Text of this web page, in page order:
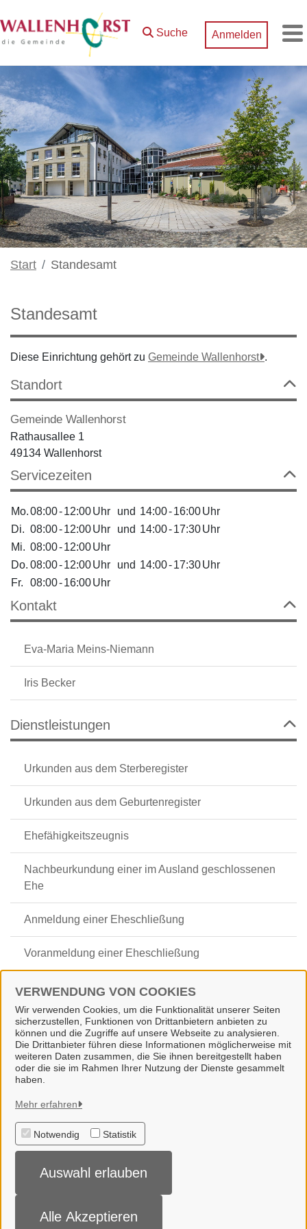
Zum Hauptinhalt springen
VERWENDUNG VON COOKIES
Wir verwenden Cookies, um die Funktionalität unserer Seiten
sicherzustellen, Funktionen von Drittanbietern anbieten zu
können und die Zugriffe auf unsere Webseite zu analysieren.
Die Drittanbieter führen diese Informationen möglicherweise mit
weiteren Daten zusammen, die Sie ihnen bereitgestellt haben
oder die sie im Rahmen Ihrer Nutzung der Dienste gesammelt
haben.
Mehr erfahren
Notwendig Statistik
Auswahl erlauben
Alle Akzeptieren
Suche Anmelden
Start Standesamt
Standesamt
Diese Einrichtung gehört zu Gemeinde Wallenhorst .
Standort
Gemeinde Wallenhorst
Rathausallee 1
49134 Wallenhorst
Servicezeiten
Mo.08:00-12:00Uhr und 14:00-16:00Uhr
Di. 08:00-12:00Uhr und 14:00-17:30Uhr
Mi. 08:00-12:00Uhr
Do. 08:00-12:00Uhr und 14:00-17:30Uhr
Fr.
08:00-16:00Uhr
Kontakt
Eva-Maria Meins-Niemann
Iris Becker
Dienstleistungen
Urkunden aus dem Sterberegister
Urkunden aus dem Geburtenregister
Ehefähigkeitszeugnis
Nachbeurkundung einer im Ausland geschlossenen
Ehe
Anmeldung einer Eheschließung
Voranmeldung einer Eheschließung
Urkunden aus dem Eheregister
Urkunden aus dem Lebenspartnerschaftsregister
Gemeinde Wallenhorst
Alle Rechte vorbehalten
Impressum